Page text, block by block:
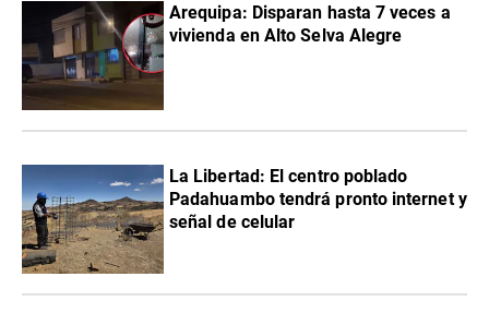
Arequipa: Disparan hasta 7 veces a
vivienda en Alto Selva Alegre
La Libertad: El centro poblado
Padahuambo tendrá pronto internet y
señal de celular